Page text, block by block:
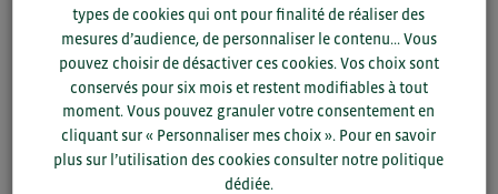
SAUVEGARDER
types de cookies qui ont pour finalité de réaliser des
mesures d’audience, de personnaliser le contenu... Vous
pouvez choisir de désactiver ces cookies. Vos choix sont
conservés pour six mois et restent modifiables à tout
moment. Vous pouvez granuler votre consentement en
cliquant sur « Personnaliser mes choix ». Pour en savoir
plus sur l’utilisation des cookies consulter notre politique
dédiée.